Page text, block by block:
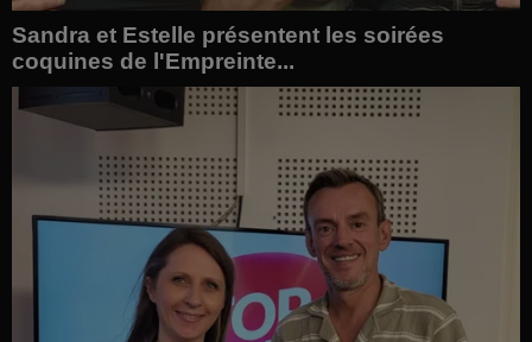
Sandra et Estelle présentent les soirées
coquines de l'Empreinte...